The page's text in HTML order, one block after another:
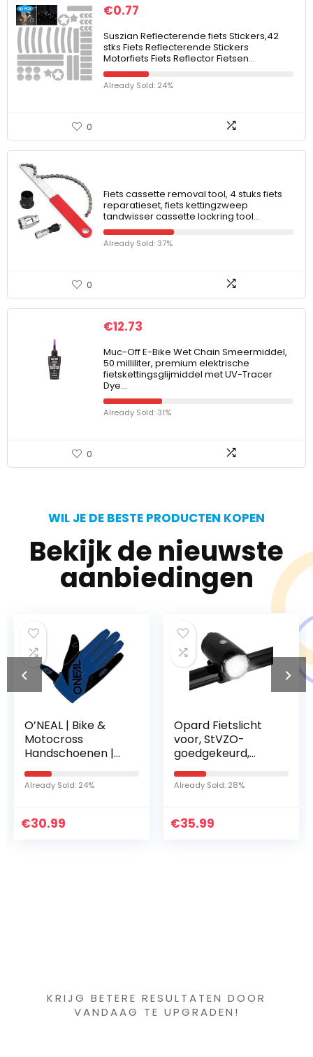
€0.77
Suszian Reflecterende fiets Stickers,42
stks Fiets Reflecterende Stickers
Motorfiets Fiets Reflector Fietsen…
Already Sold: 24%
0
Fiets cassette removal tool, 4 stuks fiets
reparatieset, fiets kettingzweep
tandwisser cassette lockring tool…
Already Sold: 37%
0
€12.73
Muc-Off E-Bike Wet Chain Smeermiddel,
50 milliliter, premium elektrische
fietskettingsglijmiddel met UV-Tracer
Dye…
Already Sold: 31%
0
WIL JE DE BESTE PRODUCTEN KOPEN
Bekijk de nieuwste
aanbiedingen
Opard Fietslicht
voor, StVZO-
goedgekeurd,
USB-
fietsverlichting, 2
lichtmodi, IPX4
fietslamp voor…
Already Sold: 28%
€35.99
Alpinestars Bionic
Action Jeugd
KnieBeschermers
Already Sold: 65%
€20.66
KRIJG BETERE RESULTATEN DOOR
VANDAAG TE UPGRADEN!